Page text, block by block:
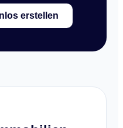
erstellen